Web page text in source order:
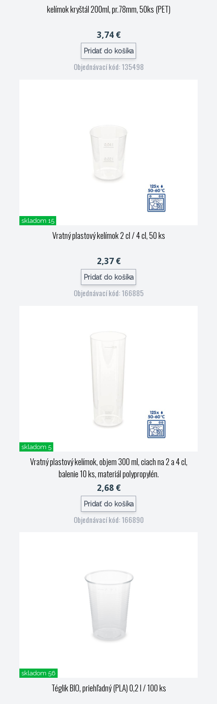
kelímok kryštál 200ml, pr.78mm, 50ks (PET)
3,74 €
Pridať do košíka
Objednávací kód: 135498
skladom 15
Vratný plastový kelímok 2 cl / 4 cl, 50 ks
2,37 €
Pridať do košíka
Objednávací kód: 166885
skladom 5
Vratný plastový kelímok, objem 300 ml, ciach na 2 a 4 cl,
balenie 10 ks, materiál polypropylén.
2,68 €
Pridať do košíka
Objednávací kód: 166890
skladom 56
Téglik BIO, priehľadný (PLA) 0,2 l / 100 ks